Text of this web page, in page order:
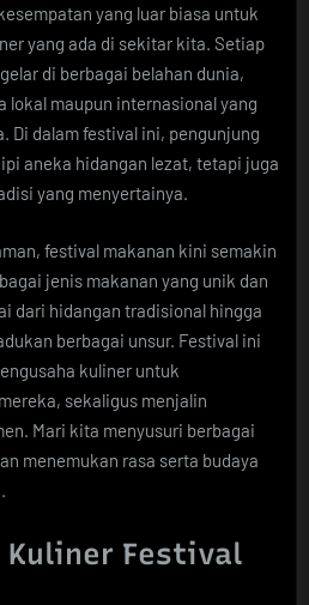
yang luar biasa untuk
yang ada di sekitar kita. Setiap
di berbagai belahan dunia,
lokal maupun internasional yang
Di dalam festival ini, pengunjung
aneka hidangan lezat, tetapi juga
yang menyertainya.
festival makanan kini semakin
jenis makanan yang unik dan
dari hidangan tradisional hingga
berbagai unsur. Festival ini
kuliner untuk
sekaligus menjalin
Mari kita menyusuri berbagai
menemukan rasa serta budaya
Kuliner Festival